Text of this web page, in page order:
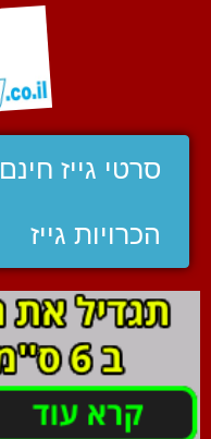
סרטי גייז חינם
הכרויות גייז